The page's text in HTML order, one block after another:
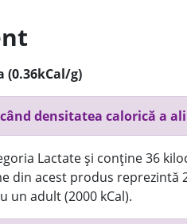
(0.36kCal/g)
densitatea calorică a
Lactate și conține 36
din acest produs reprezintă
un adult (2000 kCal).